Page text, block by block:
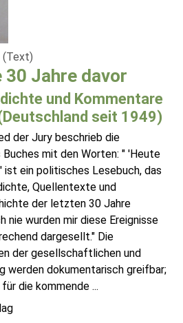
(Text)
30 Jahre davor
und Kommentare
seit 1949)
der Jury beschrieb die
mit den Worten: " 'Heute
ist ein politisches Lesebuch, das
Quellentexte und
der letzten 30 Jahre
nie wurden mir diese Ereignisse
dargesellt." Die
der gesellschaftlichen und
werden dokumentarisch greifbar;
die kommende ...